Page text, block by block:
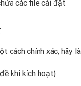
các file cài đặt
cách chính xác, hãy
khi kích hoạt)